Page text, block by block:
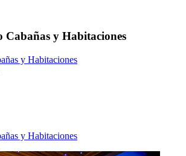
Cabañas y Habitaciones
y Habitaciones
y Habitaciones